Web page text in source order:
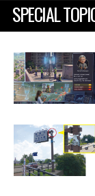
SPECIAL